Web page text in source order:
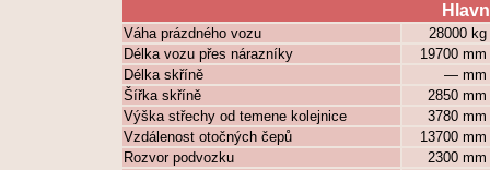
Váha prázdného vozu
28000 kg
Délka vozu přes nárazníky
19700 mm
Délka skříně
— mm
Šířka skříně
2850 mm
Výška střechy od temene kolejnice
3780 mm
Vzdálenost otočných čepů
13700 mm
Rozvor podvozku
2300 mm